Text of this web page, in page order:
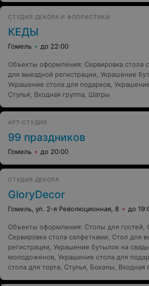
СТУДИЯ ДЕКОРА И ФЛОРИСТИКИ
КЕДЫ
Гомель до 22:00
Объекты оформления: Сервировка стола
для выездной регистрации, Украшение
Украшение стола для подарков,
Стулья, Входная группа, Шатры
АРТ-СТУДИЯ
99 праздников
Гомель до 20:00
СТУДИЯ ДЕКОРА
GloryDecor
Гомель, ул. 2-я Революционная, 8 до
Объекты оформления: Столы для гостей,
Сервировка стола салфетками, Стол для
регистрации, Украшение бутылок на
молодоженов, Украшение стола для
стола для торта, Стулья, Бокалы, Входная